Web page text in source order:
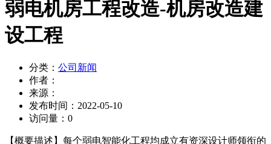
弱电机房工程改造-机房改造建
设工程
分类： 公司新闻
作者：
来源：
发布时间： 2022-05-10
访问量： 0
【概要描述】 每个弱电智能化工程均成立有资深设计师领衔的